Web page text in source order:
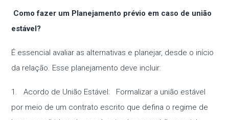
Como fazer um Planejamento prévio em caso de união
estável?
É essencial avaliar as alternativas e planejar, desde o início
da relação. Esse planejamento deve incluir:
1. Acordo de União Estável: Formalizar a união estável
por meio de um contrato escrito que defina o regime de